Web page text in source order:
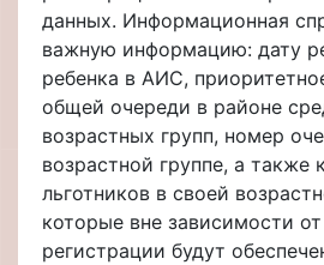
данных. Информационная
важную информацию: дату
ребенка в АИС,
общей очереди в районе
возрастных групп, номер
возрастной группе, а также
льготников в своей
которые вне зависимости
регистрации будут